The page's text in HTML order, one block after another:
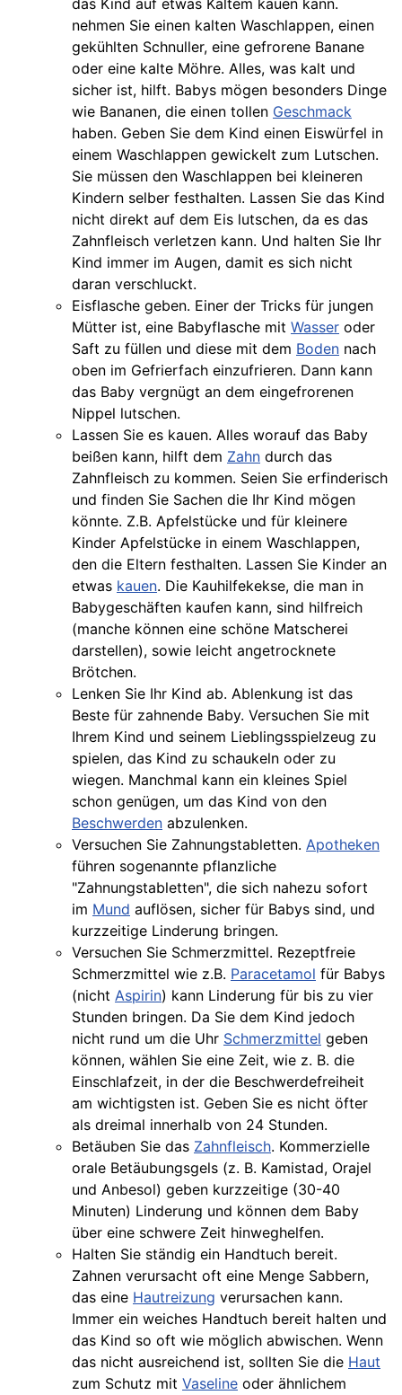
das Kind auf etwas Kaltem kauen kann.
nehmen Sie einen kalten Waschlappen, einen
gekühlten Schnuller, eine gefrorene Banane
oder eine kalte Möhre. Alles, was kalt und
sicher ist, hilft. Babys mögen besonders Dinge
wie Bananen, die einen tollen Geschmack
haben. Geben Sie dem Kind einen Eiswürfel in
einem Waschlappen gewickelt zum Lutschen.
Sie müssen den Waschlappen bei kleineren
Kindern selber festhalten. Lassen Sie das Kind
nicht direkt auf dem Eis lutschen, da es das
Zahnfleisch verletzen kann. Und halten Sie Ihr
Kind immer im Augen, damit es sich nicht
daran verschluckt.
Eisflasche geben. Einer der Tricks für jungen
Mütter ist, eine Babyflasche mit Wasser oder
Saft zu füllen und diese mit dem Boden nach
oben im Gefrierfach einzufrieren. Dann kann
das Baby vergnügt an dem eingefrorenen
Nippel lutschen.
Lassen Sie es kauen. Alles worauf das Baby
beißen kann, hilft dem Zahn durch das
Zahnfleisch zu kommen. Seien Sie erfinderisch
und finden Sie Sachen die Ihr Kind mögen
könnte. Z.B. Apfelstücke und für kleinere
Kinder Apfelstücke in einem Waschlappen,
den die Eltern festhalten. Lassen Sie Kinder an
etwas kauen. Die Kauhilfekekse, die man in
Babygeschäften kaufen kann, sind hilfreich
(manche können eine schöne Matscherei
darstellen), sowie leicht angetrocknete
Brötchen.
Lenken Sie Ihr Kind ab. Ablenkung ist das
Beste für zahnende Baby. Versuchen Sie mit
Ihrem Kind und seinem Lieblingsspielzeug zu
spielen, das Kind zu schaukeln oder zu
wiegen. Manchmal kann ein kleines Spiel
schon genügen, um das Kind von den
Beschwerden abzulenken.
Versuchen Sie Zahnungstabletten. Apotheken
führen sogenannte pflanzliche
"Zahnungstabletten", die sich nahezu sofort
im Mund auflösen, sicher für Babys sind, und
kurzzeitige Linderung bringen.
Versuchen Sie Schmerzmittel. Rezeptfreie
Schmerzmittel wie z.B. Paracetamol für Babys
(nicht Aspirin) kann Linderung für bis zu vier
Stunden bringen. Da Sie dem Kind jedoch
nicht rund um die Uhr Schmerzmittel geben
können, wählen Sie eine Zeit, wie z. B. die
Einschlafzeit, in der die Beschwerdefreiheit
am wichtigsten ist. Geben Sie es nicht öfter
als dreimal innerhalb von 24 Stunden.
Betäuben Sie das Zahnfleisch. Kommerzielle
orale Betäubungsgels (z. B. Kamistad, Orajel
und Anbesol) geben kurzzeitige (30-40
Minuten) Linderung und können dem Baby
über eine schwere Zeit hinweghelfen.
Halten Sie ständig ein Handtuch bereit.
Zahnen verursacht oft eine Menge Sabbern,
das eine Hautreizung verursachen kann.
Immer ein weiches Handtuch bereit halten und
das Kind so oft wie möglich abwischen. Wenn
das nicht ausreichend ist, sollten Sie die Haut
zum Schutz mit Vaseline oder ähnlichem